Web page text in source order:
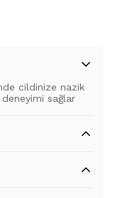
cildinize nazik
sağlar